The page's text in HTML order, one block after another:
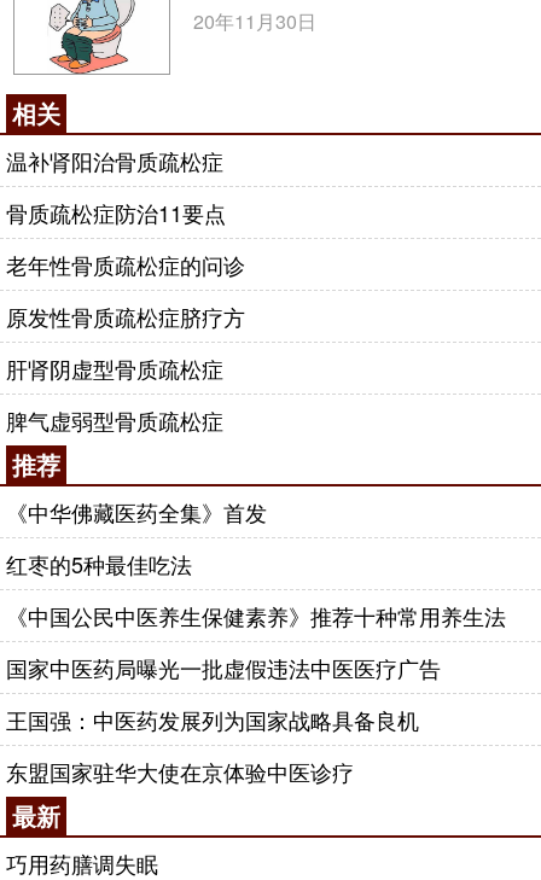
20年11月30日
相关
温补肾阳治骨质疏松症
骨质疏松症防治11要点
老年性骨质疏松症的问诊
原发性骨质疏松症脐疗方
肝肾阴虚型骨质疏松症
脾气虚弱型骨质疏松症
推荐
《中华佛藏医药全集》首发
红枣的5种最佳吃法
《中国公民中医养生保健素养》推荐十种常用养生法
国家中医药局曝光一批虚假违法中医医疗广告
王国强：中医药发展列为国家战略具备良机
东盟国家驻华大使在京体验中医诊疗
最新
巧用药膳调失眠